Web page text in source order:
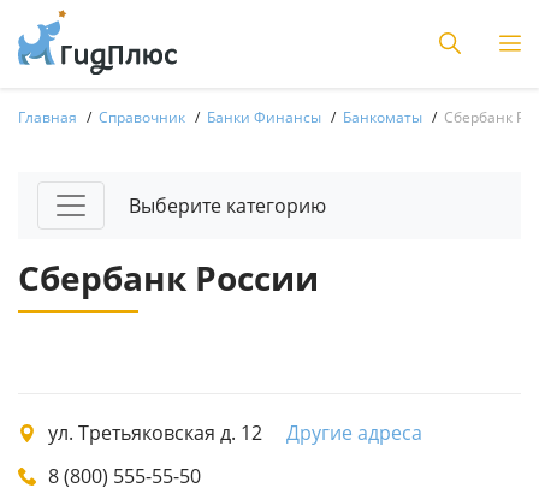
Главная Справочник Банки Финансы Банкоматы Сбербанк
Выберите категорию
Сбербанк России
ул. Третьяковская д. 12
Другие адреса
8 (800) 555-55-50